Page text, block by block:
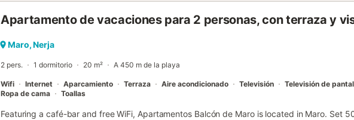
Apartamento de vacaciones para 2 personas, con terraza y
Maro, Nerja
2 pers. 1 dormitorio 20 m² A 450 m de la playa
Wifi Internet Aparcamiento Terraza Aire acondicionado Televisión
Televisión de
Ropa de cama
Toallas
Featuring a café-bar and free WiFi, Apartamentos Balcón de Maro is located in Maro. Set